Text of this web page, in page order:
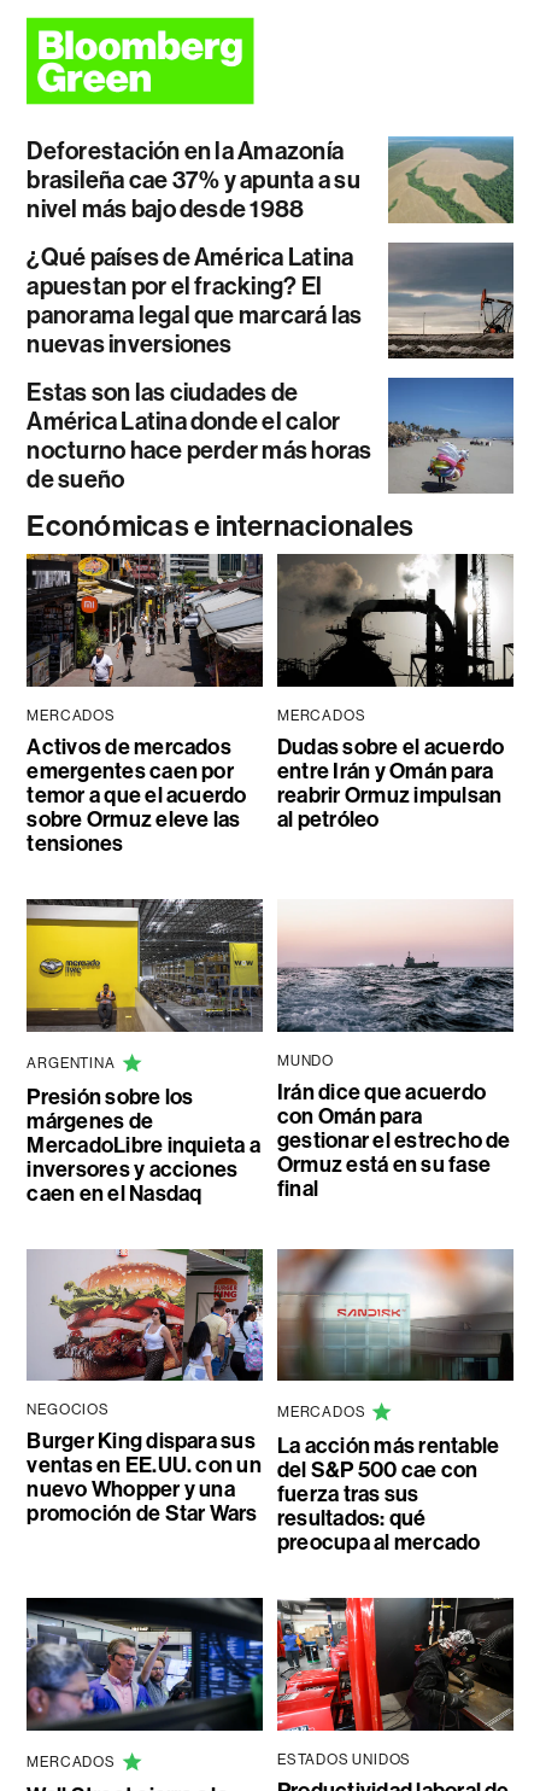
Deforestación en la Amazonía
brasileña cae 37% y apunta a su
nivel más bajo desde 1988
¿Qué países de América Latina
apuestan por el fracking? El
panorama legal que marcará las
nuevas inversiones
Estas son las ciudades de
América Latina donde el calor
nocturno hace perder más horas
de sueño
Económicas e internacionales
MERCADOS
Activos de mercados
emergentes caen por
temor a que el acuerdo
sobre Ormuz eleve las
tensiones
MERCADOS
Dudas sobre el acuerdo
entre Irán y Omán para
reabrir Ormuz impulsan
al petróleo
ARGENTINA
Presión sobre los
márgenes de
MercadoLibre inquieta a
inversores y acciones
caen en el Nasdaq
MUNDO
Irán dice que acuerdo
con Omán para
gestionar el estrecho de
Ormuz está en su fase
final
NEGOCIOS
Burger King dispara sus
ventas en EE.UU. con un
nuevo Whopper y una
promoción de Star Wars
MERCADOS
La acción más rentable
del S&P 500 cae con
fuerza tras sus
resultados: qué
preocupa al mercado
MERCADOS ESTADOS UNIDOS